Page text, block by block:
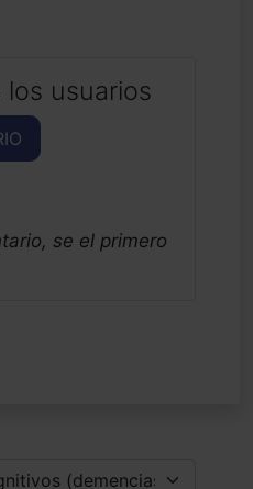
usuarios
se el primero